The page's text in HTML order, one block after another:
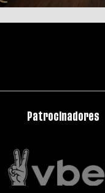
Patrocinadores